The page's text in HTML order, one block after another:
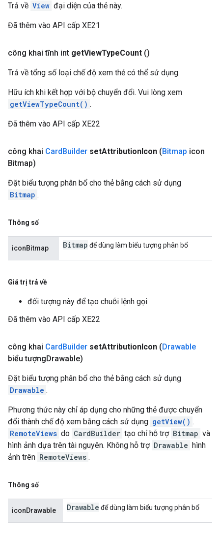
Trả về View đại diện của thẻ này.
Đã thêm vào API cấp XE21
công khai tĩnh int getViewTypeCount ()
Trả về tổng số loại chế độ xem thẻ có thể sử dụng.
Hữu ích khi kết hợp với bộ chuyển đổi. Vui lòng xem
getViewTypeCount() .
Đã thêm vào API cấp XE22
công khai CardBuilder setAttributionIcon (Bitmap icon
Bitmap)
Đặt biểu tượng phân bổ cho thẻ bằng cách sử dụng
Bitmap .
Thông số
iconBitmap Bitmap để dùng làm biểu tượng phân bổ
Giá trị trả về
đối tượng này để tạo chuỗi lệnh gọi
Đã thêm vào API cấp XE22
công khai CardBuilder setAttributionIcon (Drawable
biểu tượngDrawable)
Đặt biểu tượng phân bổ cho thẻ bằng cách sử dụng
Drawable .
Phương thức này chỉ áp dụng cho những thẻ được chuyển
đổi thành chế độ xem bằng cách sử dụng getView() .
RemoteViews do CardBuilder tạo chỉ hỗ trợ Bitmap và
hình ảnh dựa trên tài nguyên. Không hỗ trợ Drawable hình
ảnh trên RemoteViews .
Thông số
iconDrawable Drawable để dùng làm biểu tượng phân bổ